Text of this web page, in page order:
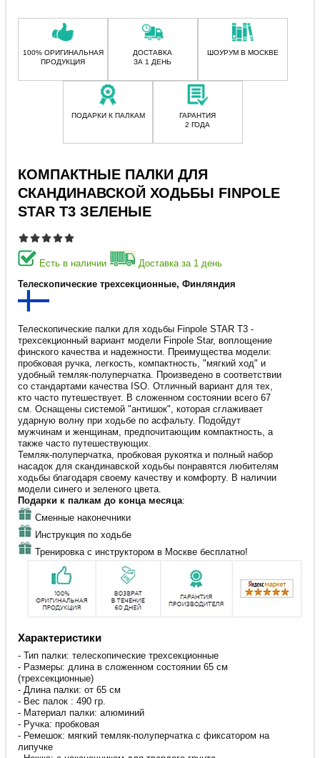
100% ОРИГИНАЛЬНАЯ
ПРОДУКЦИЯ
ДОСТАВКА
ЗА 1 ДЕНЬ
ШОУРУМ В МОСКВЕ
ПОДАРКИ К ПАЛКАМ
ГАРАНТИЯ
2 ГОДА
КОМПАКТНЫЕ ПАЛКИ ДЛЯ
СКАНДИНАВСКОЙ ХОДЬБЫ FINPOLE
STAR T3 ЗЕЛЕНЫЕ
Есть в наличии
Доставка за 1 день
Телескопические трехсекционные, Финляндия
Телескопические палки для ходьбы Finpole STAR T3 -
трехсекционный вариант модели Finpole Star, воплощение
финского качества и надежности. Преимущества модели:
пробковая ручка, легкость, компактность, "мягкий ход" и
удобный темляк-полуперчатка. Произведено в соответствии
со стандартами качества ISO. Отличный вариант для тех,
кто часто путешествует. В сложенном состоянии всего 67
см. Оснащены системой "антишок", которая сглаживает
ударную волну при ходьбе по асфальту. Подойдут
мужчинам и женщинам, предпочитающим компактность, а
также часто путешествующих.
Темляк-полуперчатка, пробковая рукоятка и полный набор
насадок для скандинавской ходьбы понравятся любителям
ходьбы благодаря своему качеству и комфорту. В наличии
модели синего и зеленого цвета.
Подарки к палкам до конца месяца:
Сменные наконечники
Инструкция по ходьбе
Тренировка с инструктором в Москве бесплатно!
Характеристики
- Тип палки: телескопические трехсекционные
- Размеры: длина в сложенном состоянии 65 см
(трехсекционные)
- Длина палки: от 65 см
- Вес палок : 490 гр.
- Материал палки: алюминий
- Ручка: пробковая
- Ремешок: мягкий темляк-полуперчатка c фиксатором на
липучке